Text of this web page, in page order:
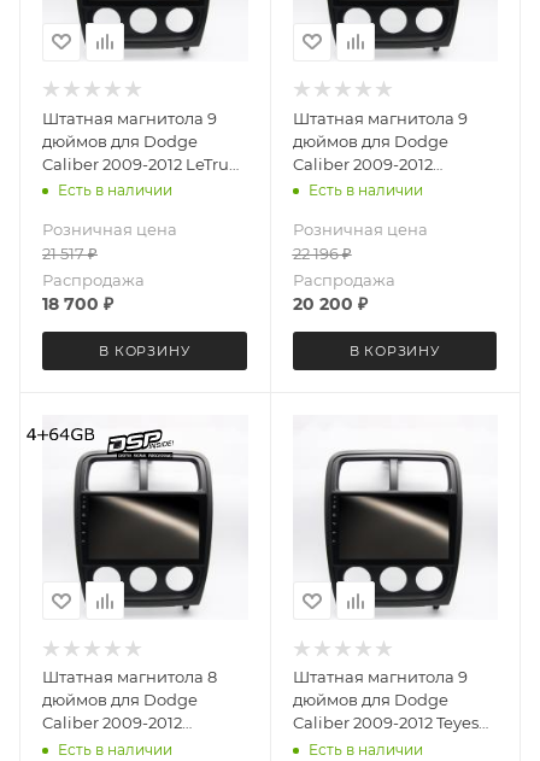
Штатная магнитола 9
дюймов для Dodge
Caliber 2009-2012 LeTrun
4317-6494 Android 12
Есть в наличии
Розничная цена
21 517₽
Распродажа
18 700 ₽
В КОРЗИНУ
Штатная магнитола 9
дюймов для Dodge
Caliber 2009-2012
MEKEDE X20-W 4317-
8 ядер Unisoc 9863A DSP
Есть в наличии
Розничная цена
22 196₽
Распродажа
20 200 ₽
В КОРЗИНУ
Штатная магнитола 8
дюймов для Dodge
Caliber 2009-2012
MEKEDE X20-PRO 4317-
Есть в наличии
Штатная магнитола 9
дюймов для Dodge
Caliber 2009-2012 Teyes
CC4L 4317-6877 Android
Есть в наличии